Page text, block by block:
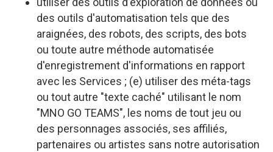
des outils d'automatisation tels que des
araignées, des robots, des scripts, des bots
ou toute autre méthode automatisée
d'enregistrement d'informations en rapport
avec les Services ; (e) utiliser des méta-tags
ou tout autre "texte caché" utilisant le nom
"MNO GO TEAMS", les noms de tout jeu ou
des personnages associés, ses affiliés,
partenaires ou artistes sans notre autorisation